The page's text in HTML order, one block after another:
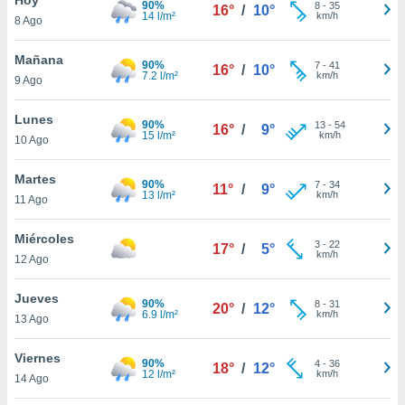
en
más
nuestra
de
cookies
aceptar
8 Ago
90%
14 l/m²
16° / 10° 8- 35
km/h
Mañana
9 Ago
90%
7.2 l/m²
16° / 10° 7- 41
km/h
Lunes
10 Ago
90%
15 l/m²
16° / 9° 13- 54
km/h
Martes
11 Ago
90%
13 l/m²
11° / 9° 7- 34
km/h
Miércoles
12 Ago
17° / 5° 3- 22
km/h
Jueves
13 Ago
90%
6.9 l/m²
20° / 12° 8- 31
km/h
Viernes
14 Ago
90%
12 l/m²
18° / 12° 4- 36
km/h